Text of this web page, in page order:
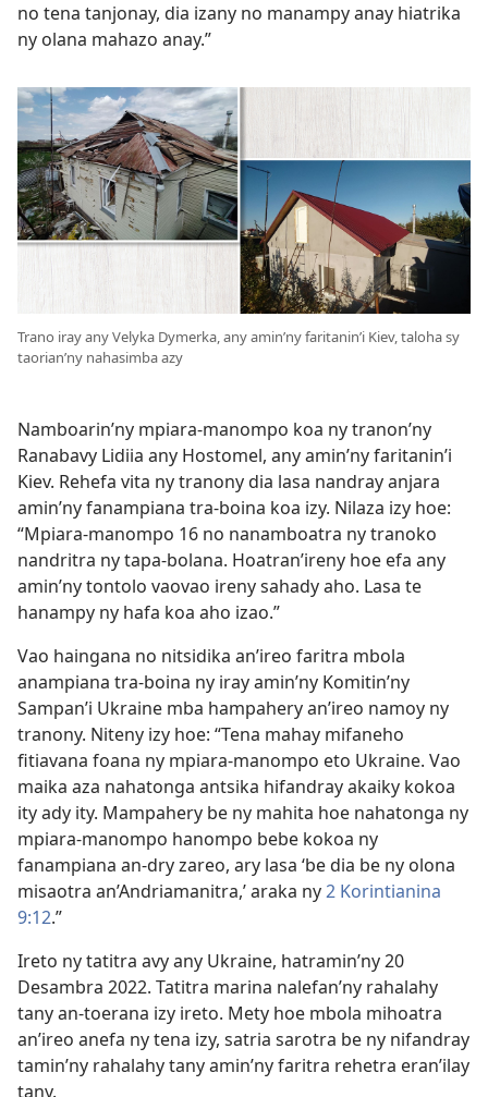
no tena tanjonay, dia izany no manampy anay hiatrika
ny olana mahazo anay.”
Trano iray any Velyka Dymerka, any amin’ny faritanin’i Kiev, taloha sy
taorian’ny nahasimba azy
Namboarin’ny mpiara-manompo koa ny tranon’ny
Ranabavy Lidiia any Hostomel, any amin’ny faritanin’i
Kiev. Rehefa vita ny tranony dia lasa nandray anjara
amin’ny fanampiana tra-boina koa izy. Nilaza izy hoe:
“Mpiara-manompo 16 no nanamboatra ny tranoko
nandritra ny tapa-bolana. Hoatran’ireny hoe efa any
amin’ny tontolo vaovao ireny sahady aho. Lasa te
hanampy ny hafa koa aho izao.”
Vao haingana no nitsidika an’ireo faritra mbola
anampiana tra-boina ny iray amin’ny Komitin’ny
Sampan’i Ukraine mba hampahery an’ireo namoy ny
tranony. Niteny izy hoe: “Tena mahay mifaneho
fitiavana foana ny mpiara-manompo eto Ukraine. Vao
maika aza nahatonga antsika hifandray akaiky kokoa
ity ady ity. Mampahery be ny mahita hoe nahatonga ny
mpiara-manompo hanompo bebe kokoa ny
fanampiana an-dry zareo, ary lasa ‘be dia be ny olona
misaotra an’Andriamanitra,’ araka ny2 Korintianina
9:12.”
Ireto ny tatitra avy any Ukraine, hatramin’ny 20
Desambra 2022. Tatitra marina nalefan’ny rahalahy
tany an-toerana izy ireto. Mety hoe mbola mihoatra
an’ireo anefa ny tena izy, satria sarotra be ny nifandray
tamin’ny rahalahy tany amin’ny faritra rehetra eran’ilay
tany.